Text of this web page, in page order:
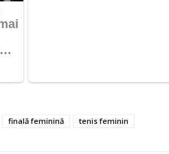
finală feminină tenis feminin